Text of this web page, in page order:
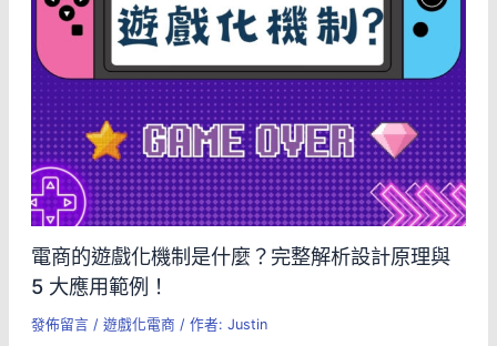
電商的遊戲化機制是什麼？完整解析設計原理與
5 大應用範例！
發佈留言 / 遊戲化電商 / 作者: Justin